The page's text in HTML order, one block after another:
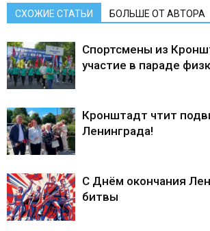
СХОЖИЕ СТАТЬИ БОЛЬШЕ ОТ АВТОРА
Спортсмены из
участие в параде
Кронштадт чтит
Ленинграда!
С Днём окончания
битвы